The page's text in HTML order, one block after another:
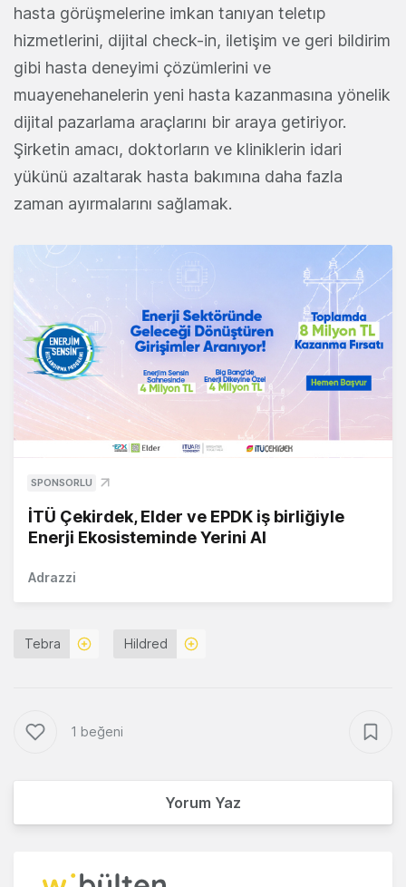
hasta görüşmelerine imkan tanıyan teletıp
hizmetlerini, dijital check-in, iletişim ve geri bildirim
gibi hasta deneyimi çözümlerini ve
muayenehanelerin yeni hasta kazanmasına yönelik
dijital pazarlama araçlarını bir araya getiriyor.
Şirketin amacı, doktorların ve kliniklerin idari
yükünü azaltarak hasta bakımına daha fazla
zaman ayırmalarını sağlamak.
SPONSORLU
İTÜ Çekirdek, Elder ve EPDK iş birliğiyle
Enerji Ekosisteminde Yerini Al
Adrazzi
Tebra Hildred
1 beğeni
Yorum Yaz